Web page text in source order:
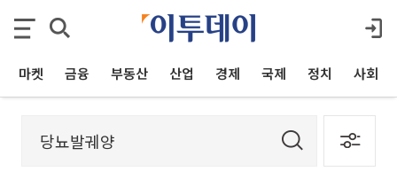
마켓 금융 부동산 산업 경제 국제 정치 사회